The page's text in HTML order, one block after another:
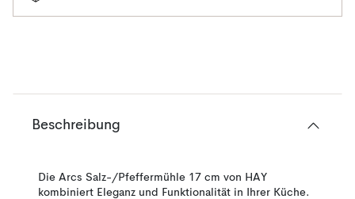
Beschreibung
Die Arcs Salz-/Pfeffermühle 17 cm von HAY
kombiniert Eleganz und Funktionalität in Ihrer Küche.